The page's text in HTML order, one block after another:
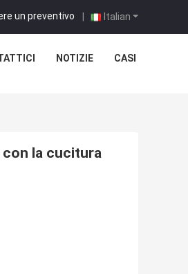
Italian
un preventivo |
NOTIZIE CASI
la cucitura